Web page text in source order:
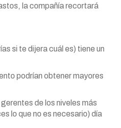
la compañía recortará
si te dijera cuál es) tiene un
podrían obtener mayores
de los niveles más
lo que no es necesario) día